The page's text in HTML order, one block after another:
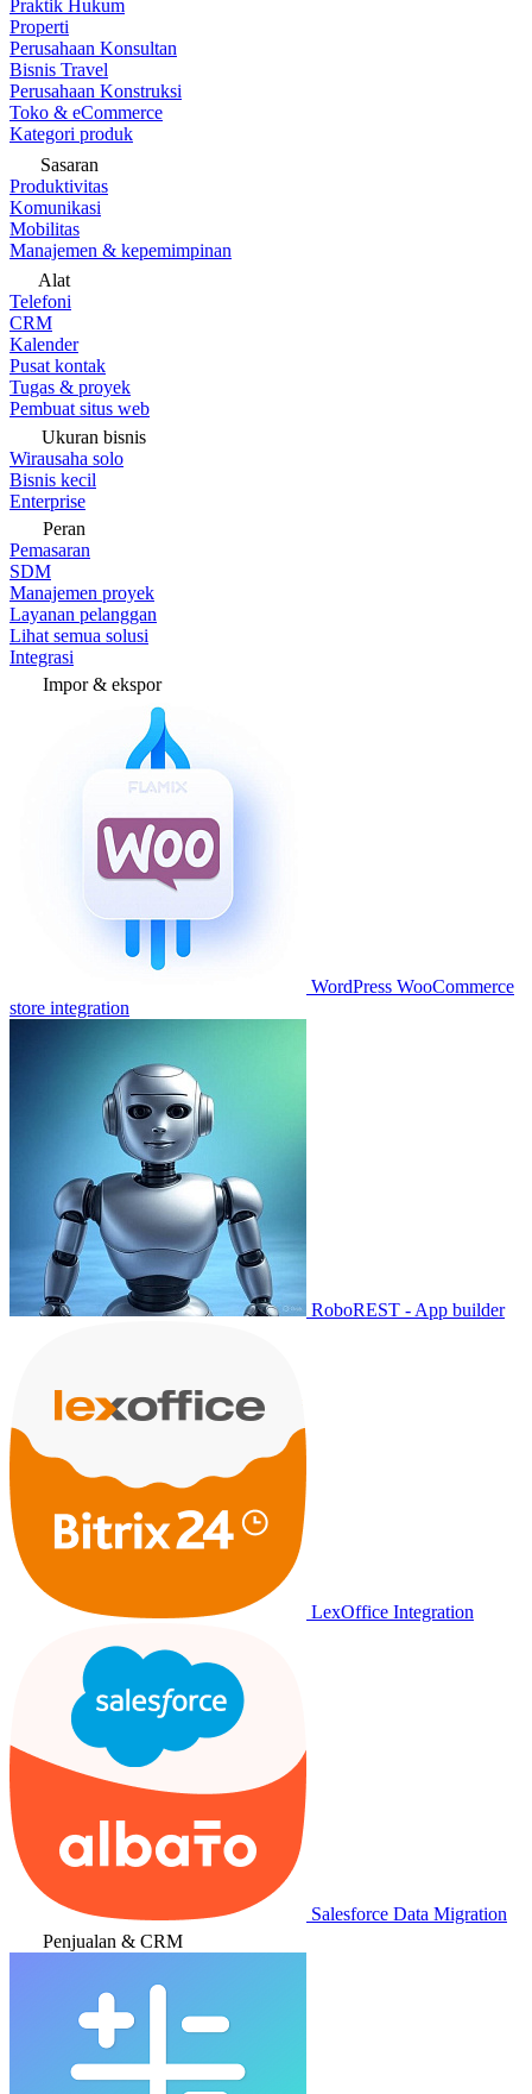
Praktik Hukum
Properti
Perusahaan Konsultan
Bisnis Travel
Perusahaan Konstruksi
Toko & eCommerce
Kategori produk
Sasaran
Produktivitas
Komunikasi
Mobilitas
Manajemen & kepemimpinan
Alat
Telefoni
CRM
Kalender
Pusat kontak
Tugas & proyek
Pembuat situs web
Ukuran bisnis
Wirausaha solo
Bisnis kecil
Enterprise
Peran
Pemasaran
SDM
Manajemen proyek
Layanan pelanggan
Lihat semua solusi
Integrasi
Impor & ekspor
WordPress WooCommerce
store integration
RoboREST - App builder
LexOffice Integration
Salesforce Data Migration
Penjualan & CRM